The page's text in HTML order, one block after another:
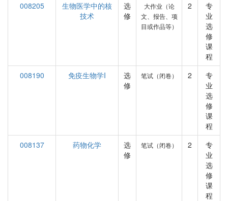
008205
生物医学中的核
技术
选
修
大作业（论
文、报告、项
目或作品等）
2
专
业
选
修
课
程
008190
免疫生物学I
选
修
笔试（闭卷） 2
专
业
选
修
课
程
008137
药物化学
选
修
笔试（闭卷） 2
专
业
选
修
课
程